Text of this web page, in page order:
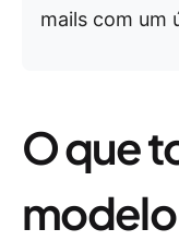
mails com um
O que